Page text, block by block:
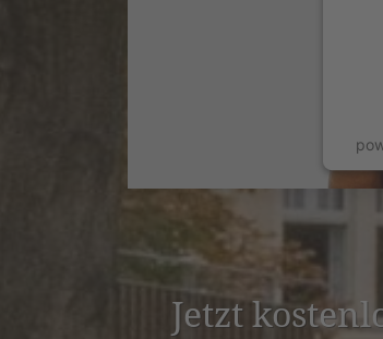
Jetzt